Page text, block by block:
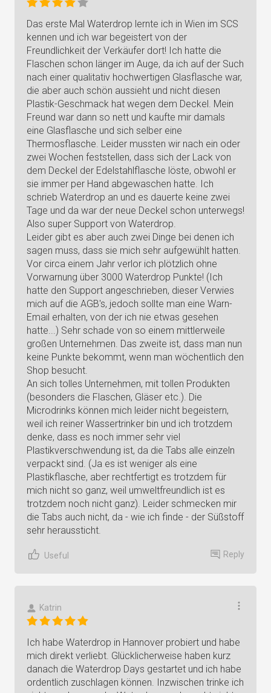
Das erste Mal Waterdrop lernte ich in Wien im SCS
kennen und ich war begeistert von der
Freundlichkeit der Verkäufer dort! Ich hatte die
Flaschen schon länger im Auge, da ich auf der Such
nach einer qualitativ hochwertigen Glasflasche war,
die aber auch schön aussieht und nicht diesen
Plastik-Geschmack hat wegen dem Deckel. Mein
Freund war dann so nett und kaufte mir damals
eine Glasflasche und sich selber eine
Thermosflasche. Leider mussten wir nach ein oder
zwei Wochen feststellen, dass sich der Lack von
dem Deckel der Edelstahlflasche löste, obwohl er
sie immer per Hand abgewaschen hatte. Ich
schrieb Waterdrop an und es dauerte keine zwei
Tage und da war der neue Deckel schon unterwegs!
Also super Support von Waterdrop.
Leider gibt es aber auch zwei Dinge bei denen ich
sagen muss, dass sie mich sehr aufgewühlt hatten.
Vor circa einem Jahr verlor ich plötzlich ohne
Vorwarnung über 3000 Waterdrop Punkte! (Ich
hatte den Support angeschrieben, dieser Verwies
mich auf die AGB's, jedoch sollte man eine Warn-
Email erhalten, von der ich nie etwas gesehen
hatte...) Sehr schade von so einem mittlerweile
großen Unternehmen. Das zweite ist, dass man nun
keine Punkte bekommt, wenn man wöchentlich den
Shop besucht.
An sich tolles Unternehmen, mit tollen Produkten
(besonders die Flaschen, Gläser etc.). Die
Microdrinks können mich leider nicht begeistern,
weil ich reiner Wassertrinker bin und ich trotzdem
denke, dass es noch immer sehr viel
Plastikverschwendung ist, da die Tabs alle einzeln
verpackt sind. (Ja es ist weniger als eine
Plastikflasche, aber rechtfertigt es trotzdem für
mich nicht so ganz, weil umweltfreundlich ist es
trotzdem noch nicht ganz). Leider schmecken mir
die Tabs auch nicht, da - wie ich finde - der Süßstoff
sehr heraussticht.
Useful Reply
Katrin
Ich habe Waterdrop in Hannover probiert und habe
mich direkt verliebt. Glücklicherweise haben kurz
danach die Waterdrop Days gestartet und ich habe
ordentlich zuschlagen können. Inzwischen trinke ich